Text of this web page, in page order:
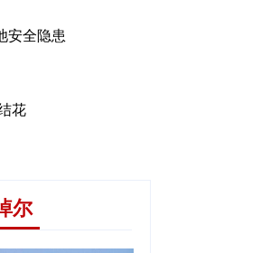
就助农增收之路
安全隐患
花
尔